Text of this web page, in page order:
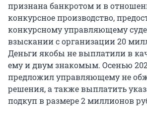
признана банкротом и в
конкурсное производство,
конкурсному управляющему
взыскании с организации 20
Деньги якобы не выплатили в
ему и двум знакомым. Осенью
предложил управляющему не
решения, а также выплатить
подкуп в размере 2 миллионов